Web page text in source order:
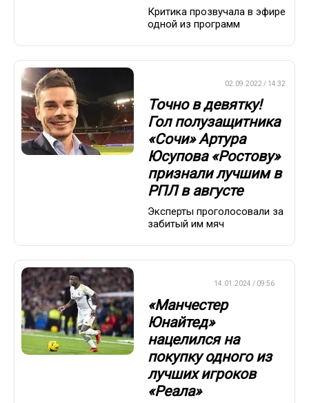
Критика прозвучала в эфире
одной из программ
02.09.2022 / 14:32
Точно в девятку!
Гол полузащитника
«Сочи» Артура
Юсупова «Ростову»
признали лучшим в
РПЛ в августе
Эксперты проголосовали за
забитый им мяч
14.01.2024 / 09:56
«Манчестер
Юнайтед»
нацелился на
покупку одного из
лучших игроков
«Реала»